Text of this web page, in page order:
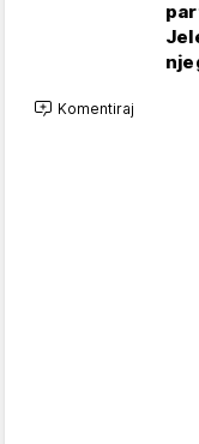
Komentiraj